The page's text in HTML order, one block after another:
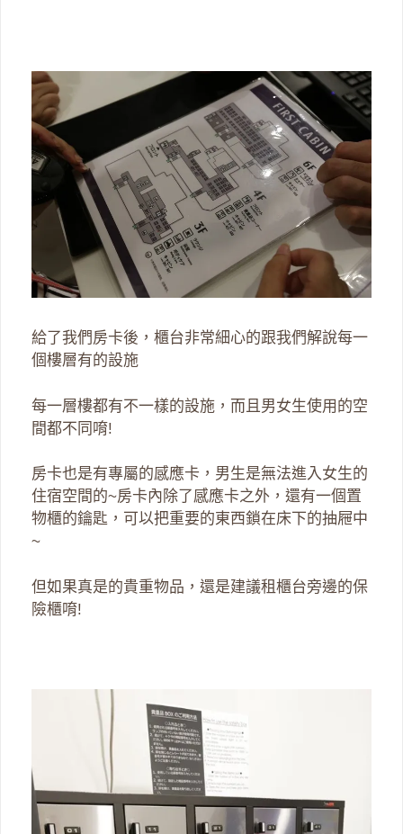
給了我們房卡後，櫃台非常細心的跟我們解說每一
個樓層有的設施
每一層樓都有不一樣的設施，而且男女生使用的空
間都不同唷!
房卡也是有專屬的感應卡，男生是無法進入女生的
住宿空間的~房卡內除了感應卡之外，還有一個置
物櫃的鑰匙，可以把重要的東西鎖在床下的抽屜中
~
但如果真是的貴重物品，還是建議租櫃台旁邊的保
險櫃唷!